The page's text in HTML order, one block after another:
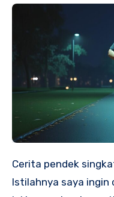
Cerita pendek
Istilahnya saya